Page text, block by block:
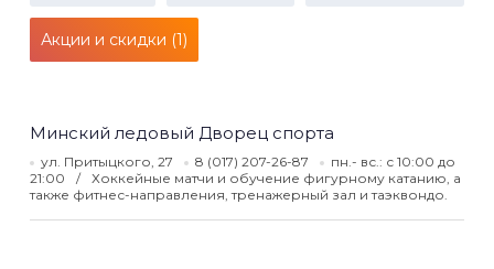
Акции и скидки (1)
Минский ледовый Дворец спорта
ул. Притыцкого, 27 8 (017) 207-26-87
пн.- вс.: с 10:00 до
21:00
Хоккейные матчи и обучение фигурному катанию, а
также фитнес-направления, тренажерный зал и таэквондо.